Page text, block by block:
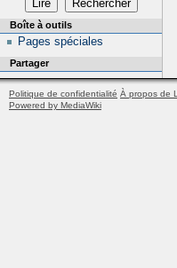
Boîte à outils
Pages spéciales
Partager
Politique de confidentialité À propos de
Powered by MediaWiki